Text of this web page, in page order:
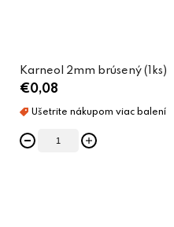
Karneol 2mm brúsený (1ks)
€0,08